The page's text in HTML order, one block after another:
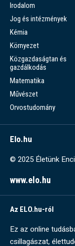
Irodalom
Jog és intézmények
Kémia
Környezet
Közgazdaságtan és
gazdálkodás
Matematika
Művészet
Orvostudomány
Elo.hu
© 2025 Életünk
www.elo.hu
Az ELO.hu-ról
Ez az online
csillagászat,